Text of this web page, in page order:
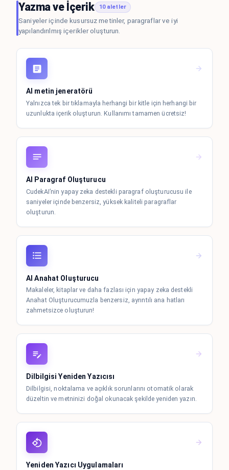
Yazma ve İçerik 10 aletler
Saniyeler içinde kusursuz metinler, paragraflar ve iyi
yapılandırılmış içerikler oluşturun.
AI metin jeneratörü
Yalnızca tek bir tıklamayla herhangi bir kitle için herhangi bir
uzunlukta içerik oluşturun. Kullanımı tamamen ücretsiz!
AI Paragraf Oluşturucu
CudekAI’nin yapay zeka destekli paragraf oluşturucusu ile
saniyeler içinde benzersiz, yüksek kaliteli paragraflar
oluşturun.
AI Anahat Oluşturucu
Makaleler, kitaplar ve daha fazlası için yapay zeka destekli
Anahat Oluşturucumuzla benzersiz, ayrıntılı ana hatları
zahmetsizce oluşturun!
Dilbilgisi Yeniden Yazıcısı
Dilbilgisi, noktalama ve açıklık sorunlarını otomatik olarak
düzeltin ve metninizi doğal okunacak şekilde yeniden yazın.
Yeniden Yazıcı Uygulamaları